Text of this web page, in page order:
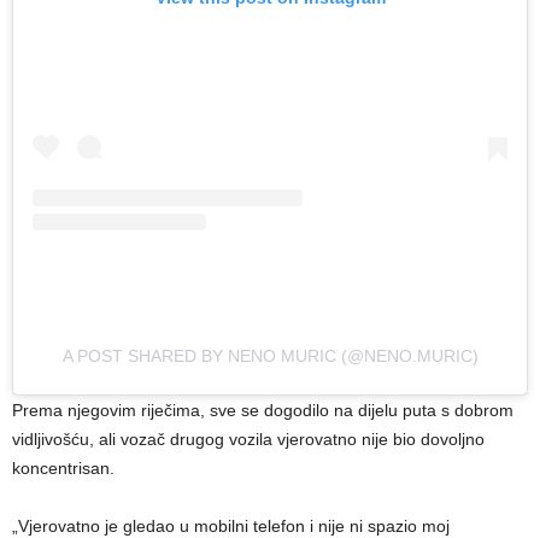
A POST SHARED BY NENO MURIC (@NENO.MURIC)
Prema njegovim riječima, sve se dogodilo na dijelu puta s dobrom
vidljivošću, ali vozač drugog vozila vjerovatno nije bio dovoljno
koncentrisan.
„Vjerovatno je gledao u mobilni telefon i nije ni spazio moj